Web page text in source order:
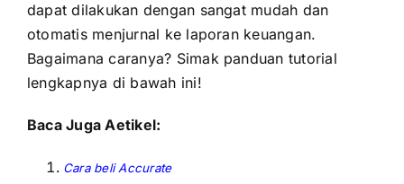
dapat dilakukan dengan sangat mudah dan
otomatis menjurnal ke laporan keuangan.
Bagaimana caranya? Simak panduan tutorial
lengkapnya di bawah ini!
Baca Juga Aetikel:
Cara beli Accurate